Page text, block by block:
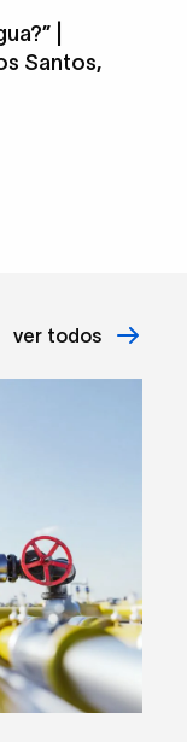
|
Santos,
ver todos